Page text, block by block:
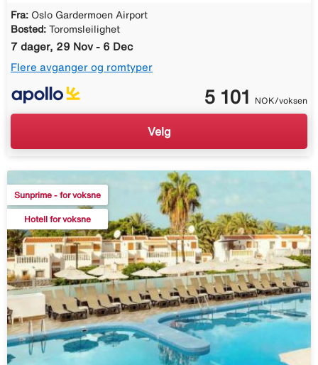
Fra: Oslo Gardermoen Airport
Bosted: Toromsleilighet
7 dager, 29 Nov - 6 Dec
Flere avganger og romtyper
5 101 NOK/voksen
Velg
Sunprime - for voksne
Hotell for voksne